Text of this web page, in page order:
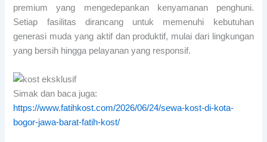
premium yang mengedepankan kenyamanan penghuni.
Setiap fasilitas dirancang untuk memenuhi kebutuhan
generasi muda yang aktif dan produktif, mulai dari lingkungan
yang bersih hingga pelayanan yang responsif.
Simak dan baca juga:
https://www.fatihkost.com/2026/06/24/sewa-kost-di-kota-
bogor-jawa-barat-fatih-kost/